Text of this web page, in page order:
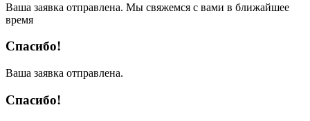
Ваша заявка отправлена. Мы свяжемся с вами в ближайшее
время
Спасибо!
Ваша заявка отправлена.
Спасибо!